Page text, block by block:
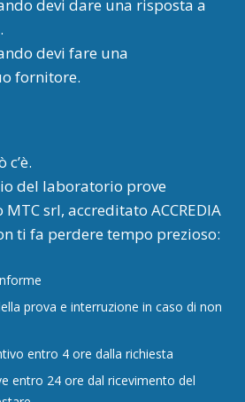
devi dare una risposta a
devi fare una
fornitore.
del laboratorio prove
srl, accreditato ACCREDIA
ti fa perdere tempo prezioso:
prova e interruzione in caso di non
entro 4 ore dalla richiesta
entro 24 ore dal ricevimento del